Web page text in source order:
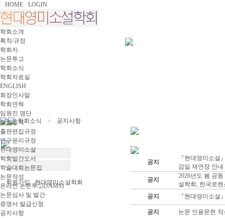
HOME LOGIN
학회소개
획칙/규정
학회지
논문투고
학회소식
학회자료실
ENGLISH
회장인사말
학회연혁
임원진 명단
학회회칙
출판편집규정
연구윤리규정
현대영미소설
학회발간도서
학술대회논문집
논문작성
온라인 논문투고(JAMS)
논문심사 및 발간
증명서 발급신청
공지사항
학회소식 공지사항
회원가입 현대영미소설학회
공지
『현대영미소설
감일 재연장 안내
공지
2026년도 봄 공
설학회, 한국로
공지
『현대영미소설
공지 논문 인용문헌